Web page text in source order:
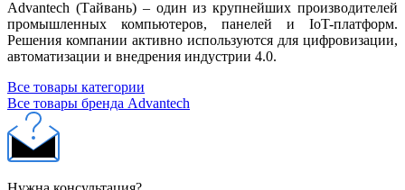
Advantech (Тайвань) – один из крупнейших производителей
промышленных компьютеров, панелей и IoT-платформ.
Решения компании активно используются для цифровизации,
автоматизации и внедрения индустрии 4.0.
Все товары категории
Все товары бренда Advantech